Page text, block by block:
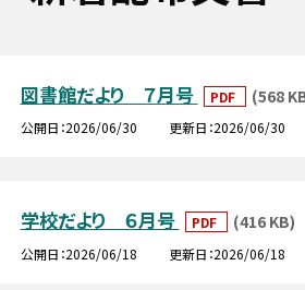
図書館だより ７月号 PDF (568
公開日 2026/06/30 更新日 2026/06/30
学校だより ６月号 PDF (416 KB)
公開日 2026/06/18 更新日 2026/06/18